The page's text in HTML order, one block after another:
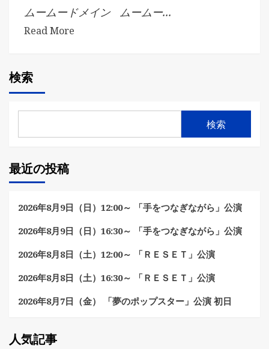
ムームードメイン ムームー...
Read More
検索
検索
最近の投稿
2026年8月9日（日）12:00～ 「手をつなぎながら」公演
2026年8月9日（日）16:30～ 「手をつなぎながら」公演
2026年8月8日（土）12:00～ 「ＲＥＳＥＴ」公演
2026年8月8日（土）16:30～ 「ＲＥＳＥＴ」公演
2026年8月7日（金） 「夢のポップスター」公演 初日
人気記事